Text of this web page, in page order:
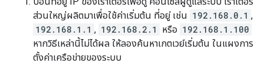
ส่วนใหญ่ผลิตมาเพื่อใช้ค่าเริ่มต้น ที่อยู่ เช่น 192.168.0.1 ,
192.168.1.1 , 192.168.2.1 หรือ 192.168.1.100
หากวิธีเหล่านี้ไม่ได้ผล ให้ลองค้นหาเกตเวย์เริ่มต้น ในแผงการ
ตั้งค่าเครือข่ายของระบบ